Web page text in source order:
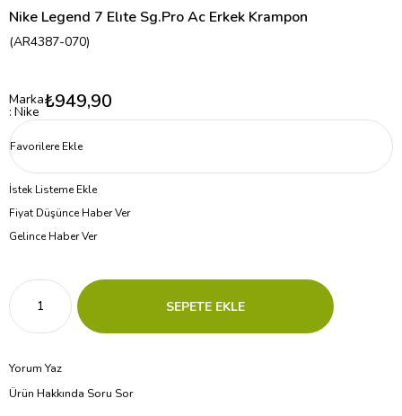
Nike Legend 7 Elıte Sg.Pro Ac Erkek Krampon
(AR4387-070)
Marka
: Nike ₺949,90
Favorilere Ekle
İstek Listeme Ekle
Fiyat Düşünce Haber Ver
Gelince Haber Ver
Yorum Yaz
Ürün Hakkında Soru Sor